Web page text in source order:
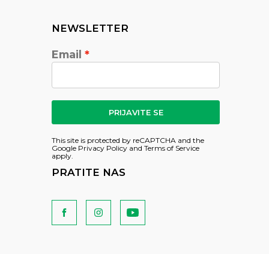
NEWSLETTER
Email
PRIJAVITE SE
This site is protected by reCAPTCHA and the
Google Privacy Policy and Terms of Service
apply.
PRATITE NAS